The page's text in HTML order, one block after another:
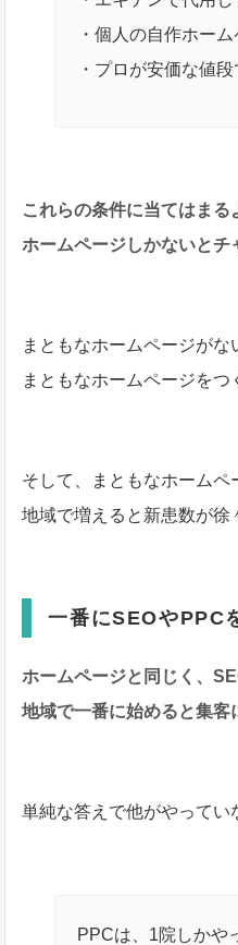
・個人の自作ホー
・プロが安価な値
これらの条件に当てはまる
ホームページしかないとチ
まともなホームページがな
まともなホームページをつ
そして、まともなホームペ
地域で増えると新患数が徐
一番にSEOやPPC
ホームページと同じく、
地域で一番に始めると集客
単純な答えで他がやってい
PPCは、1院しかや